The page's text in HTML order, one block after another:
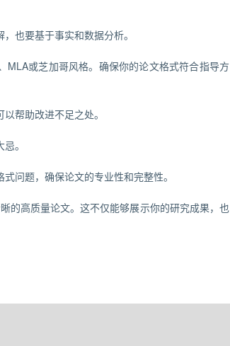
也要基于事实和数据分析。
MLA或芝加哥风格。确保你的论文格式符合指导方
帮助改进不足之处。
。
问题，确保论文的专业性和完整性。
的高质量论文。这不仅能够展示你的研究成果，也